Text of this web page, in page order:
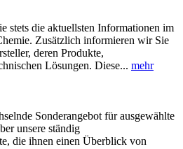
stets die aktuellsten Informationen im
Zusätzlich informieren wir Sie
deren Produkte,
Lösungen. Diese... mehr
Sonderangebot für ausgewählte
unsere ständig
die ihnen einen Überblick von